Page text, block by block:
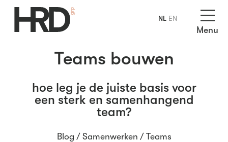
Menu
Teams bouwen
hoe leg je de juiste basis voor
een sterk en samenhangend
team?
Blog / Samenwerken / Teams
NL EN